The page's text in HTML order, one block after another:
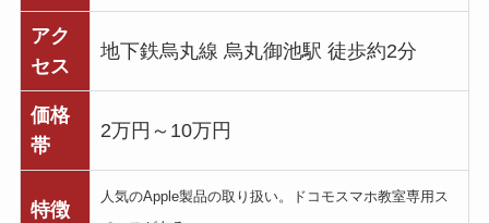
アク
セス
地下鉄烏丸線 烏丸御池駅 徒歩約2分
価格
帯
2万円～10万円
特徴
人気のApple製品の取り扱い。ドコモスマホ教室専用ス